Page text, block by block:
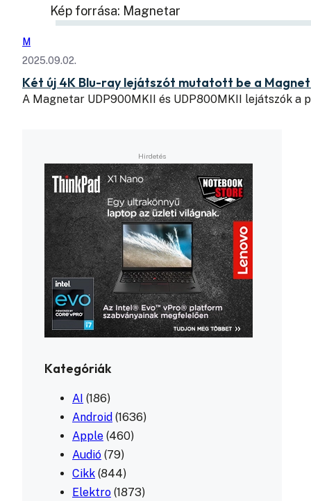
Kép forrása: Magnetar
M
2025.09.02.
Két új 4K Blu-ray lejátszót mutatott be a
A Magnetar UDP900MKII és UDP800MKII lejátszók a
Kategóriák
AI (186)
Android (1636)
Apple (460)
Audió (79)
Cikk (844)
Elektro (1873)